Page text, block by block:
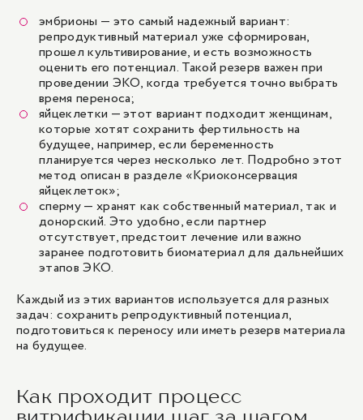
эмбрионы — это самый надежный вариант:
репродуктивный материал уже сформирован,
прошелкультивирование, и есть возможность
оценить его потенциал. Такой резерв важен при
проведении ЭКО, когда требуется точно выбрать
время переноса;
яйцеклетки — этот вариант подходит женщинам,
которые хотят сохранить фертильность на
будущее, например, если беременность
планируется через несколько лет. Подробно этот
метод описан в разделе «Криоконсервация
яйцеклеток»;
сперму — хранят как собственный материал, так и
донорский. Это удобно, если партнер
отсутствует, предстоит лечение или важно
заранее подготовить биоматериал для дальнейших
этапов ЭКО.
Каждый из этих вариантов используется для разных
задач: сохранить репродуктивный потенциал,
подготовиться к переносу или иметь резерв материала
на будущее.
Как проходит процесс